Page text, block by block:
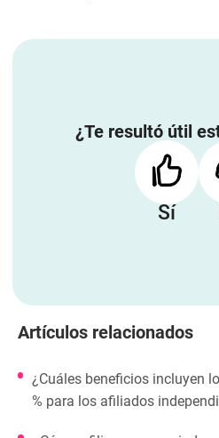
¿Te resultó útil
Sí
Artículos relacionados
¿Cuáles beneficios incluyen
% para los afiliados